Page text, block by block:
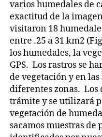
varios humedales de
exactitud de la
visitaron 18
entre .25 a 31 km2
los humedales, la
GPS. Los rastros se
de vegetación y en
diferentes zonas. Los
trámite y se utilizará
vegetación de
sacamos muestras